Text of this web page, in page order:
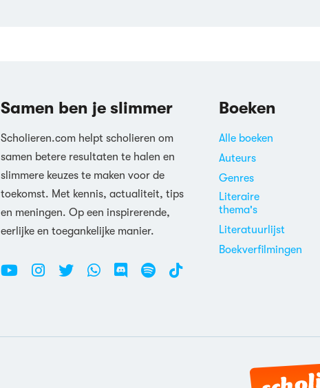
Samen ben je slimmer
Scholieren.com helpt scholieren om
samen betere resultaten te halen en
slimmere keuzes te maken voor de
toekomst. Met kennis, actualiteit, tips
en meningen. Op een inspirerende,
eerlijke en toegankelijke manier.
Boeken
Alle boeken
Auteurs
Genres
Literaire
thema's
Literatuurlijst
Boekverfilmingen